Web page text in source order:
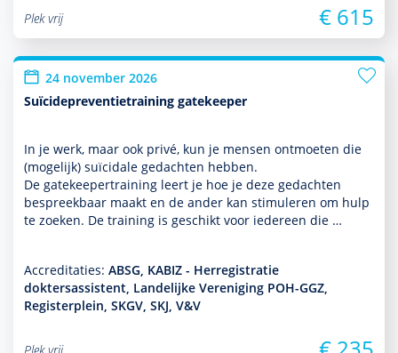
Plek vrij € 615
24 november 2026
Suïcidepreventietraining gatekeeper
In je werk, maar ook privé, kun je mensen ontmoeten die
(moge­lijk) suïcidale gedachten hebben.
De gatekeepertraining leert je hoe je deze gedachten
bespreekbaar maakt en de ander kan stimuleren om hulp
te zoeken. De training is geschikt voor iedereen die …
Accreditaties: ABSG, KABIZ - Herregistratie
doktersassistent, Landelijke Vereniging POH-GGZ,
Registerplein, SKGV, SKJ, V&V